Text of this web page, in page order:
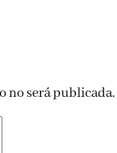
no será publicada.